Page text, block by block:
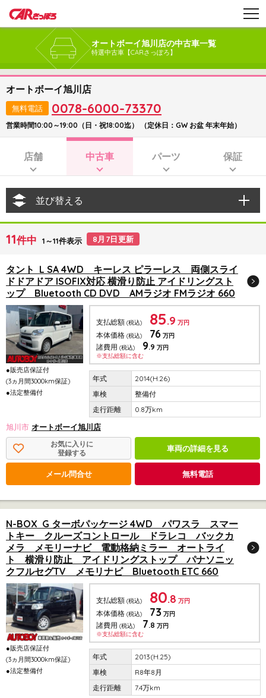
オートボーイ旭川店の中古車一覧
特選中古車【CARさっぽろ】
オートボーイ旭川店
無料電話 0078-6000-73370
営業時間10:00～19:00（日・祝18:00迄） （定休日：GW お盆 年末年始）
店舗 中古車 パーツ 保証
並び替える
11件中 1～11件表示 8月7日更新
タント L SA 4WD キーレス ピラーレス 両側スライ
ドドアドア ISOFIX対応 横滑り防止 アイドリングスト
ップ Bluetooth CD DVD AMラジオ FMラジオ 660
●販売店保証付
(3ヵ月間3000km保証)
●法定整備付
支払総額 (税込) 85.9 万円
本体価格 (税込) 76 万円
諸費用 (税込) 9.9 万円
※支払総額に含む
2014(H.26)
整備付
0.8万km
旭川市 オートボーイ旭川店
お気に入りに
登録する
車両の詳細を見る
メール問合せ 無料電話
N-BOX G ターボパッケージ 4WD パワスラ スマー
トキー クルーズコントロール ドラレコ バックカ
メラ メモリーナビ 電動格納ミラー オートライ
ト 横滑り防止 アイドリングストップ パナソニッ
クフルセグTV メモリナビ Bluetooth ETC 660
●販売店保証付
(3ヵ月間3000km保証)
●法定整備付
支払総額 (税込) 80.8 万円
本体価格 (税込) 73 万円
諸費用 (税込) 7.8 万円
※支払総額に含む
2013(H.25)
R8年8月
7.4万km